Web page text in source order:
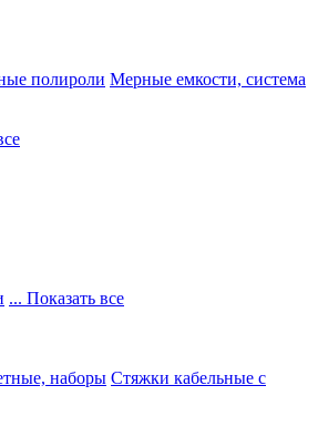
полироли Мерные емкости, система
... Показать все
наборы Стяжки кабельные с